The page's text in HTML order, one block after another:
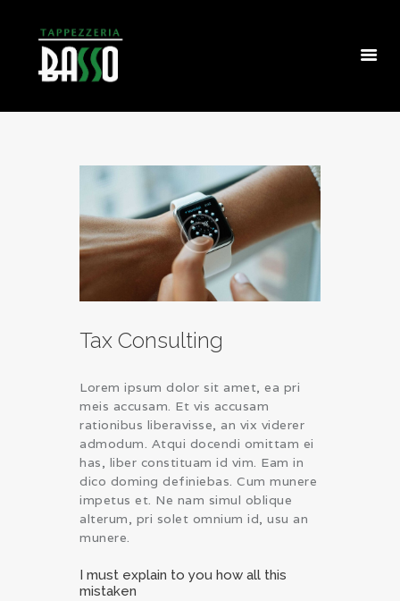
CHI SIAMO
COSA FACCIAMO
I NOSTRI LAVORI
CONTATTI
Tax Consulting
Lorem ipsum dolor sit amet, ea pri
meis accusam. Et vis accusam
rationibus liberavisse, an vix viderer
admodum. Atqui docendi omittam ei
has, liber constituam id vim. Eam in
dico doming definiebas. Cum munere
impetus et. Ne nam simul oblique
alterum, pri solet omnium id, usu an
munere.
I must explain to you how all this
mistaken